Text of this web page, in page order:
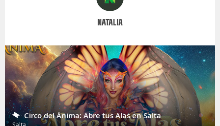
NATALIA
Circo del Ánima: Abre tus Alas en Salta